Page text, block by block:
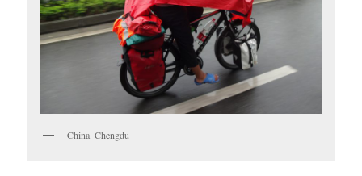
China_Chengdu